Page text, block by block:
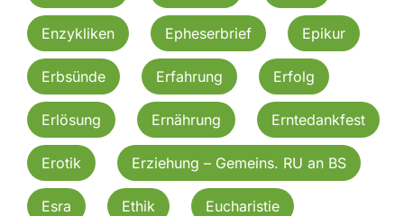
Enzykliken Epheserbrief Epikur
Erbsünde Erfahrung Erfolg
Erlösung Ernährung Erntedankfest
Erotik Erziehung – Gemeins. RU an BS
Esra Ethik Eucharistie